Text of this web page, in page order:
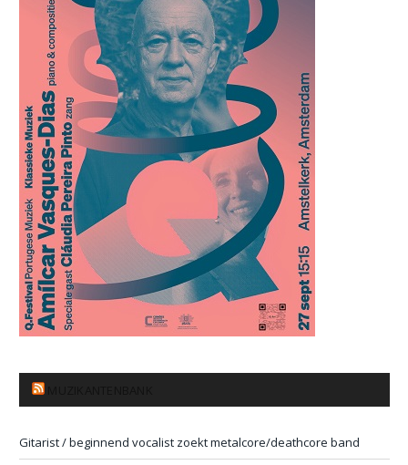
Gitarist / beginnend vocalist zoekt metalcore/deathcore band